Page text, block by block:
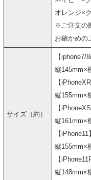
オレンジ×
※ご注文の
お確かめの
サイズ（約）
【iphone7/
縦145mm×
【iPhoneXR
縦155mm×
【
縦161mm×
【iPhone11】
縦155mm×
【
縦148mm×